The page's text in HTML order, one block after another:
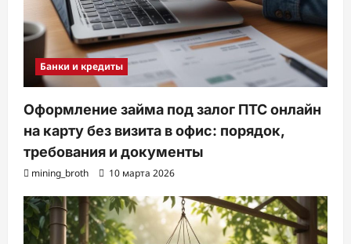
Банки и кредиты
Оформление займа под залог ПТС онлайн
на карту без визита в офис: порядок,
требования и документы
mining_broth 10 марта 2026